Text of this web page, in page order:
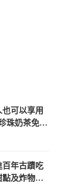
可以享用
珠奶茶免費
百年古蹟吃
及炸物都